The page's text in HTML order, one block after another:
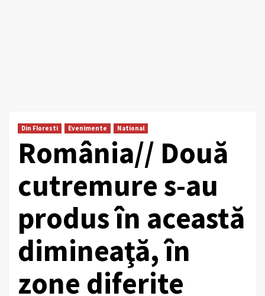
Din Floresti Evenimente National
România// Două
cutremure s-au
produs în această
dimineaţă, în
zone diferite